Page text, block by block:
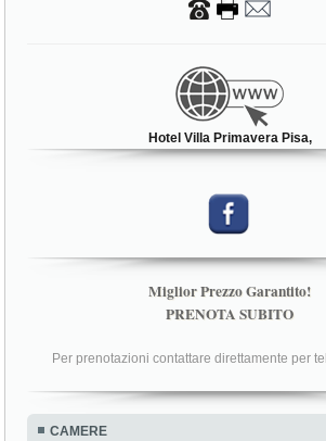
Hotel Villa Primavera Pisa,
Miglior Prezzo Garantito!
PRENOTA SUBITO
Per prenotazioni contattare direttamente per
CAMERE